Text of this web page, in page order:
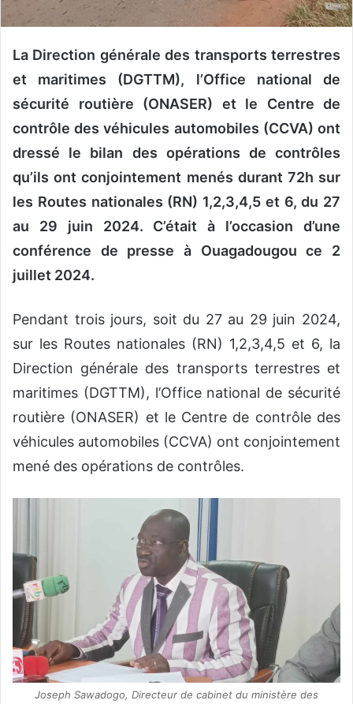
La Direction générale des transports terrestres
et maritimes (DGTTM), l’Office national de
sécurité routière (ONASER) et le Centre de
contrôle des véhicules automobiles (CCVA) ont
dressé le bilan des opérations de contrôles
qu’ils ont conjointement menés durant 72h sur
les Routes nationales (RN) 1,2,3,4,5 et 6, du 27
au 29 juin 2024. C’était à l’occasion d’une
conférence de presse à Ouagadougou ce 2
juillet 2024.
Pendant trois jours, soit du 27 au 29 juin 2024,
sur les Routes nationales (RN) 1,2,3,4,5 et 6, la
Direction générale des transports terrestres et
maritimes (DGTTM), l’Office national de sécurité
routière (ONASER) et le Centre de contrôle des
véhicules automobiles (CCVA) ont conjointement
mené des opérations de contrôles.
Joseph Sawadogo, Directeur de cabinet du ministère des